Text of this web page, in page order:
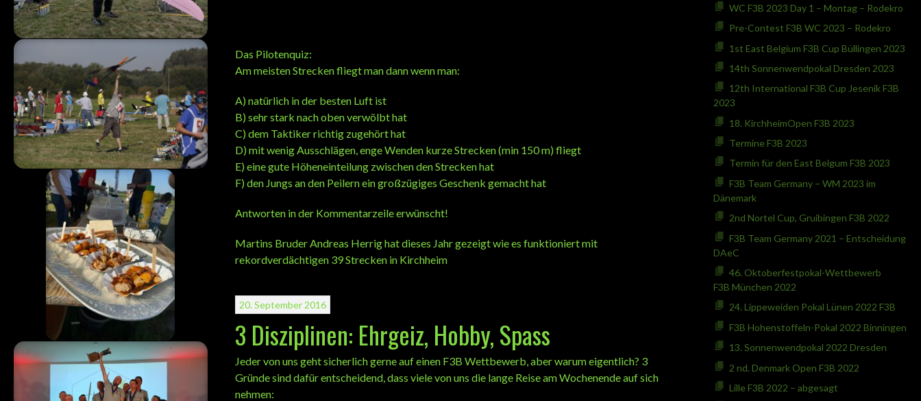
Das Pilotenquiz:
Am meisten Strecken fliegt man dann wenn man:
A) natürlich in der besten Luft ist
B) sehr stark nach oben verwölbt hat
C) dem Taktiker richtig zugehört hat
D) mit wenig Ausschlägen, enge Wenden kurze Strecken (min 150 m) fliegt
E) eine gute Höheneinteilung zwischen den Strecken hat
F) den Jungs an den Peilern ein großzügiges Geschenk gemacht hat
Antworten in der Kommentarzeile erwünscht!
Martins Bruder Andreas Herrig hat dieses Jahr gezeigt wie es funktioniert mit
rekordverdächtigen 39 Strecken in Kirchheim
20. September 2016
3 Disziplinen: Ehrgeiz, Hobby, Spass
Jeder von uns geht sicherlich gerne auf einen F3B Wettbewerb, aber warum eigentlich? 3
Gründe sind dafür entscheidend, dass viele von uns die lange Reise am Wochenende auf sich
nehmen:
WC F3B 2023 Day 1 – Montag – Rodekro
Pre-Contest F3B WC 2023 – Rodekro
1st East Belgium F3B Cup Büllingen 2023
14th Sonnenwendpokal Dresden 2023
12th International F3B Cup Jesenik F3B
2023
18. KirchheimOpen F3B 2023
Termine F3B 2023
Termin für den East Belgum F3B 2023
F3B Team Germany – WM 2023 im
Dänemark
2nd Nortel Cup, Gruibingen F3B 2022
F3B Team Germany 2021 – Entscheidung
DAeC
46. Oktoberfestpokal-Wettbewerb
F3B München 2022
24. Lippeweiden Pokal Lünen 2022 F3B
F3B Hohenstoffeln-Pokal 2022 Binningen
13. Sonnenwendpokal 2022 Dresden
2 nd. Denmark Open F3B 2022
Lille F3B 2022 – abgesagt